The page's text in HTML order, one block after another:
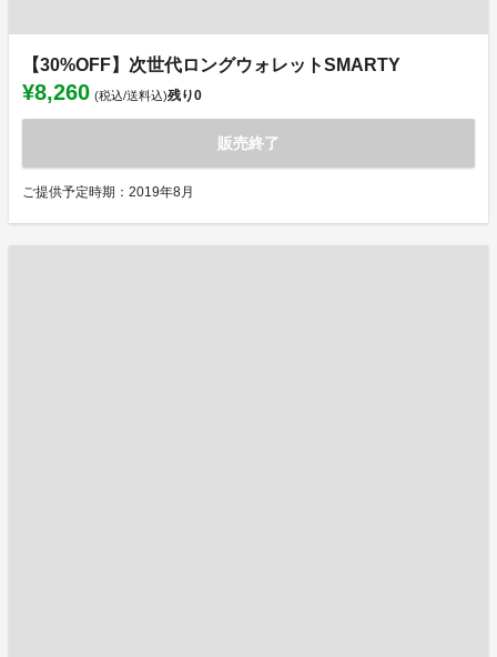
【30%OFF】次世代ロングウォレットSMARTY
¥8,260 (税込/送料込)残り0
販売終了
ご提供予定時期：2019年8月